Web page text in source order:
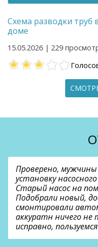
Схема разводки труб
доме
15.05.2026 | 229
Проверено,
установку
Старый насос на
Подобрали новый,
смонтировали
аккуратн ничего
исправно,